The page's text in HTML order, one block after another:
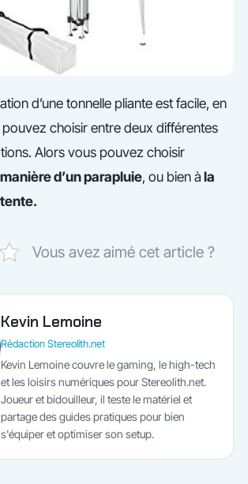
d’une tonnelle pliante est facile, en
choisir entre deux différentes
Alors vous pouvez choisir
d’un parapluie, ou bien àla
Vous avez aimé cet article ?
Kevin Lemoine
Rédaction Stereolith.net
Kevin Lemoine couvre le gaming, le high-tech
et les loisirs numériques pour Stereolith.net.
Joueur et bidouilleur, il teste le matériel et
partage des guides pratiques pour bien
s'équiper et optimiser son setup.